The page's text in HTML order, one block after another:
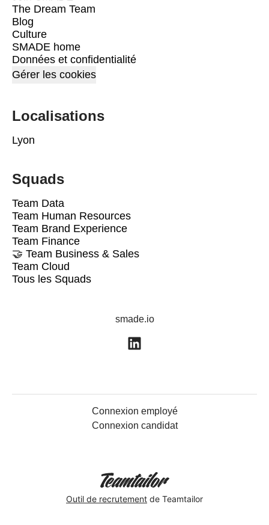
The Dream Team
Blog
Culture
SMADE home
Données et confidentialité
Gérer les cookies
Localisations
Lyon
Squads
Team Data
Team Human Resources
Team Brand Experience
Team Finance
🤝 Team Business & Sales
Team Cloud
Tous les Squads
smade.io
Connexion employé
Connexion candidat
Outil de recrutement de Teamtailor